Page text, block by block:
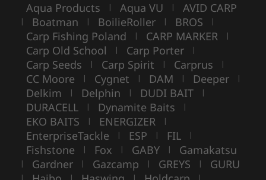
Aqua Products | Aqua VU | AVID CARP
| Boatman | BoilieRoller | BROS |
Carp Fishing Poland | CARP MARKER |
Carp Old School | Carp Porter |
Carp Seeds | Carp Spirit | Carprus |
CC Moore | Cygnet | DAM | Deeper |
Delkim | Delphin | DUDI BAIT |
DURACELL | Dynamite Baits |
EKO BAITS | ENERGIZER |
EnterpriseTackle | ESP | FIL |
Fishstone | Fox | GABY | Gamakatsu
| Gardner | Gazcamp | GREYS | GURU
| | | |